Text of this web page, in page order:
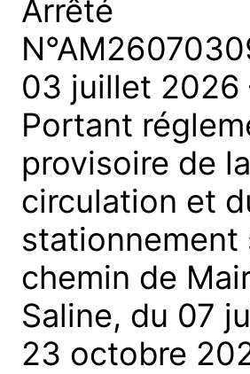
Arrêté
03 juillet 2026
Portant
provisoire de la
circulation et
stationnement
chemin de
Saline, du 07
23 octobre